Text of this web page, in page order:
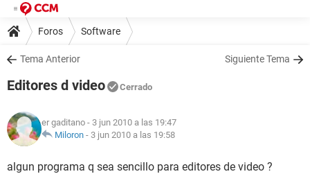
Foros Software
Tema Anterior Siguiente Tema
Editores d video Cerrado
er gaditano - 3 jun 2010 a las 19:47
Miloron - 3 jun 2010 a las 19:58
algun programa q sea sencillo para editores de video ?